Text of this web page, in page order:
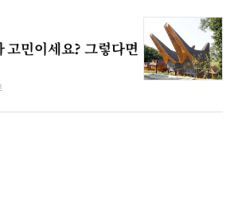
고민이세요? 그렇다면